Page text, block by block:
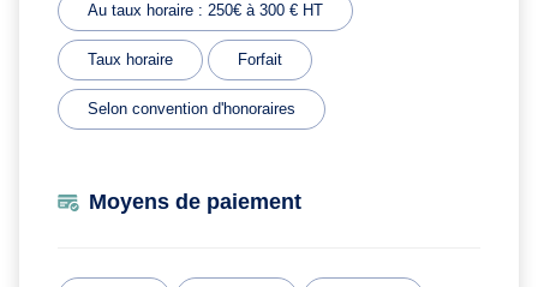
Au taux horaire : 250€ à 300 € HT
Taux horaire Forfait
Selon convention d'honoraires
Moyens de paiement